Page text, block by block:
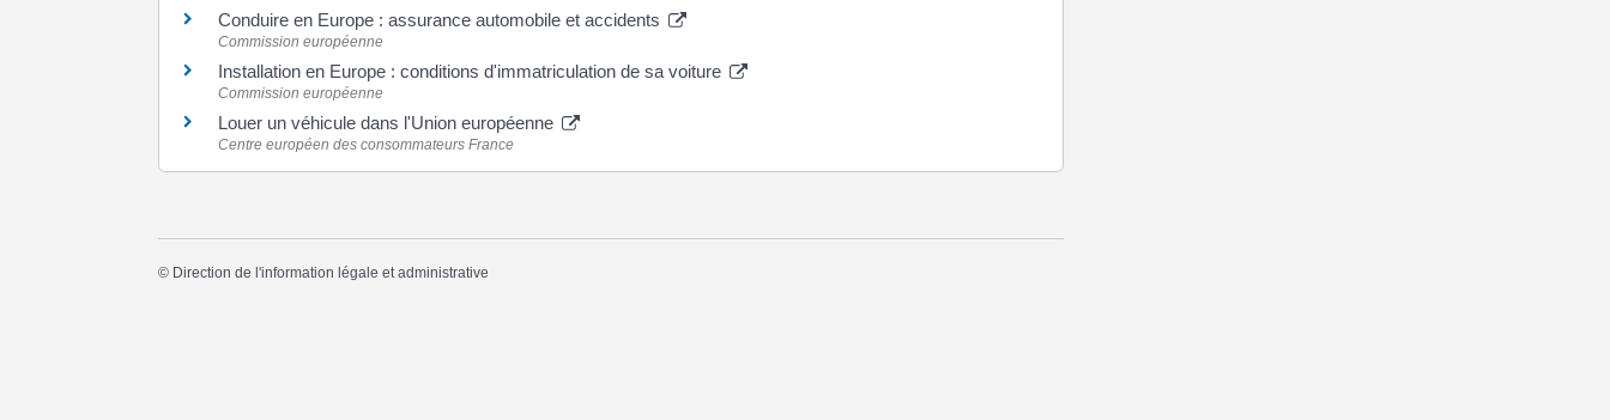
Conduire en Europe : assurance automobile et accidents
Commission européenne
Installation en Europe : conditions d'immatriculation de sa voiture
Commission européenne
Louer un véhicule dans l'Union européenne
Centre européen des consommateurs France
© Direction de l'information légale et administrative